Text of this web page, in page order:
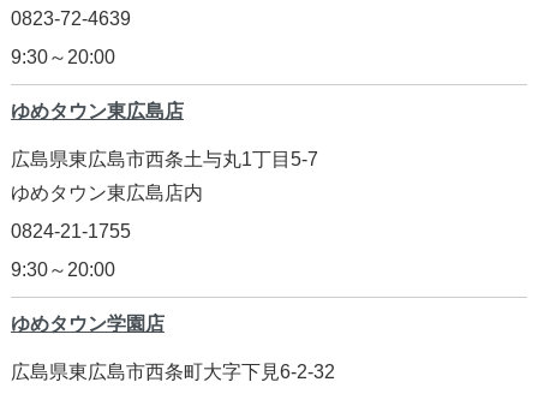
0823-72-4639
9:30～20:00
ゆめタウン東広島店
広島県東広島市西条土与丸1丁目5-7
ゆめタウン東広島店内
0824-21-1755
9:30～20:00
ゆめタウン学園店
広島県東広島市西条町大字下見6-2-32